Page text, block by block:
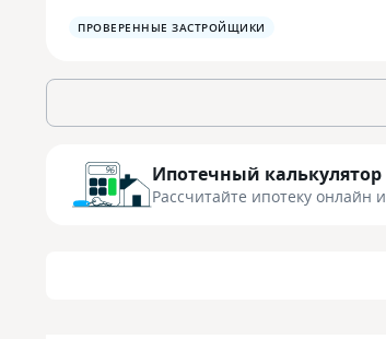
ПРОВЕРЕННЫЕ ЗАСТРОЙЩИКИ
Ипотечный калькулятор
Рассчитайте ипотеку онлайн